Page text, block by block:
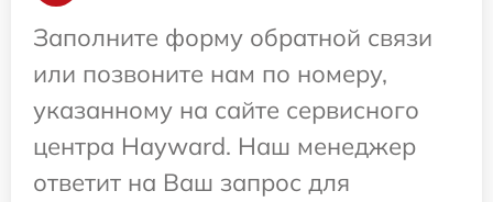
Заполните форму обратной связи
или позвоните нам по номеру,
указанному на сайте сервисного
центра Hayward. Наш менеджер
ответит на Ваш запрос для